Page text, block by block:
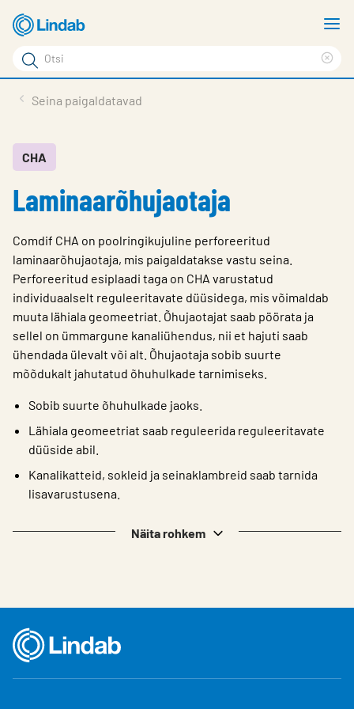
Mine
põhisisu
juurde
Otsi
Otsi
Meist
Kontaktid
Choose languge
Estonia
Seina paigaldatavad
CHA
Laminaarõhujaotaja
Comdif CHA on poolringikujuline perforeeritud
laminaarõhujaotaja, mis paigaldatakse vastu seina.
Perforeeritud esiplaadi taga on CHA varustatud
individuaalselt reguleeritavate düüsidega, mis võimaldab
muuta lähiala geomeetriat. Õhujaotajat saab pöörata ja
sellel on ümmargune kanaliühendus, nii et hajuti saab
ühendada ülevalt või alt. Õhujaotaja sobib suurte
mõõdukalt jahutatud õhuhulkade tarnimiseks.
Sobib suurte õhuhulkade jaoks.
Lähiala geomeetriat saab reguleerida reguleeritavate
düüside abil.
Kanalikatteid, sokleid ja seinaklambreid saab tarnida
lisavarustusena.
Näita rohkem